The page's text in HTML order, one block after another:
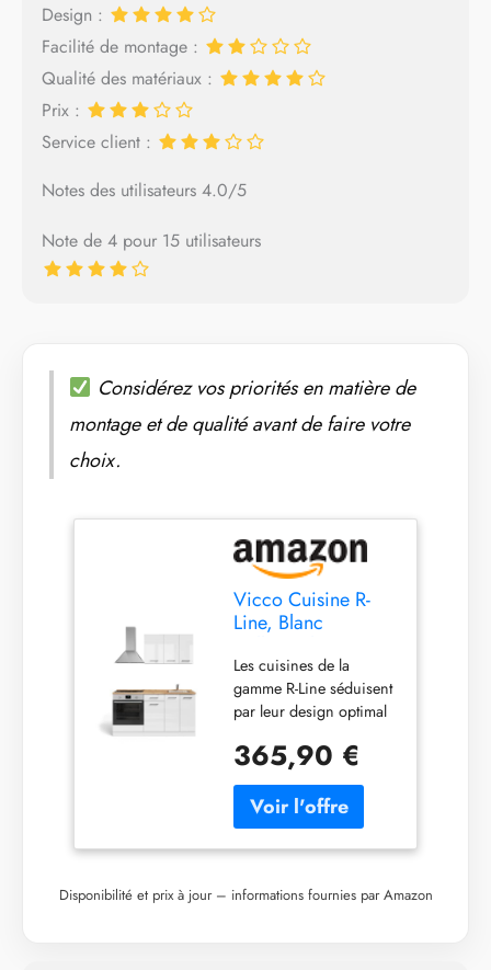
Design :
Facilité de montage :
Qualité des matériaux :
Prix :
Service client :
Notes des utilisateurs 4.0/5
Note de 4 pour 15 utilisateurs
Considérez vos priorités en matière de
montage et de qualité avant de faire votre
choix.
Vicco Cuisine R-
Line, Blanc
160cm
Les cuisines de la
gamme R-Line séduisent
par leur design optimal
universelle. En option,
nous proposons
également des
bandeaux de lave-
vaisselle entièrement
Vicco. La ligne de
365,90 €
Disponibilité et prix à jour – informations fournies par Amazon